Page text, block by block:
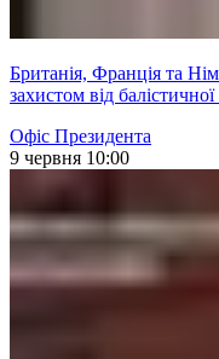
Британія, Франція та
захистом від
Офіс Президента
9 червня 10:00